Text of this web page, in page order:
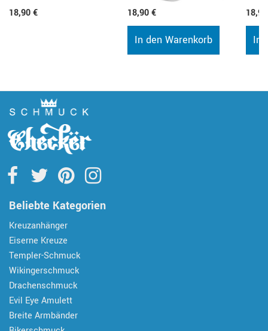
18,90 € 18,90 €
In den Warenkorb In
Beliebte Kategorien
Kreuzanhänger
Eiserne Kreuze
Templer-Schmuck
Wikingerschmuck
Drachenschmuck
Evil Eye Amulett
Breite Armbänder